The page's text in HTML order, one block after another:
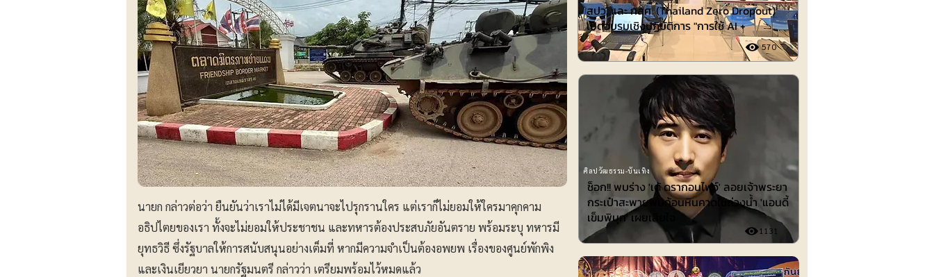
นายก กล่าวต่อว่า ยืนยันว่าเราไม่ได้มีเจตนาจะไปรุกรานใคร แต่เราก็ไม่ยอมให้ใครมาคุกคาม
อธิปไตยของเรา ทั้งจะไม่ยอมให้ประชาชน และทหารต้องประสบภัยอันตราย พร้อมระบุ ทหารมี
ยุทธวิธี ซึ่งรัฐบาลให้การสนับสนุนอย่างเต็มที่ หากมีความจำเป็นต้องอพยพ เรื่องของศูนย์พักพิง
และเงินเยียวยา นายกรัฐมนตรี กล่าวว่า เตรียมพร้อมไว้หมดแล้ว
สปว. และ กสศ. (Thailand Zero Dropout)
เปิดอบรมเชิงปฏิบัติการ "การใช้ AI +
570
ช็อก!! พบร่าง 'เต้ ดรากอนไฟว์' ลอยเจ้าพระยา
กระเป๋าสะพายพบก้อนหินคาดใช้ถ่วงน้ำ 'แอนดี้
เข็มพิมุก' เผยเสียใจ
1131
ศิลปวัฒธรรม-บันเทิง